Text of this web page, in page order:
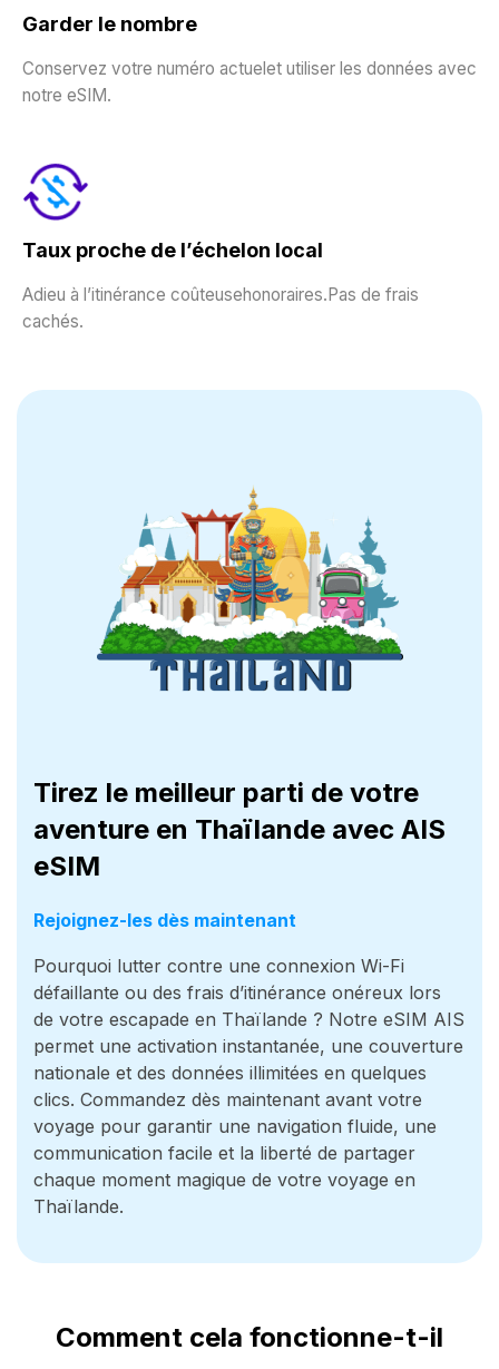
Garder le nombre
Conservez votre numéro actuelet utiliser les données avec
notre eSIM.
Taux proche de l’échelon local
Adieu à l’itinérance coûteusehonoraires.Pas de frais
cachés.
Tirez le meilleur parti de votre
aventure en Thaïlande avec AIS
eSIM
Rejoignez-les dès maintenant
Pourquoi lutter contre une connexion Wi-Fi
défaillante ou des frais d’itinérance onéreux lors
de votre escapade en Thaïlande ? Notre eSIM AIS
permet une activation instantanée, une couverture
nationale et des données illimitées en quelques
clics. Commandez dès maintenant avant votre
voyage pour garantir une navigation fluide, une
communication facile et la liberté de partager
chaque moment magique de votre voyage en
Thaïlande.
Comment cela fonctionne-t-il